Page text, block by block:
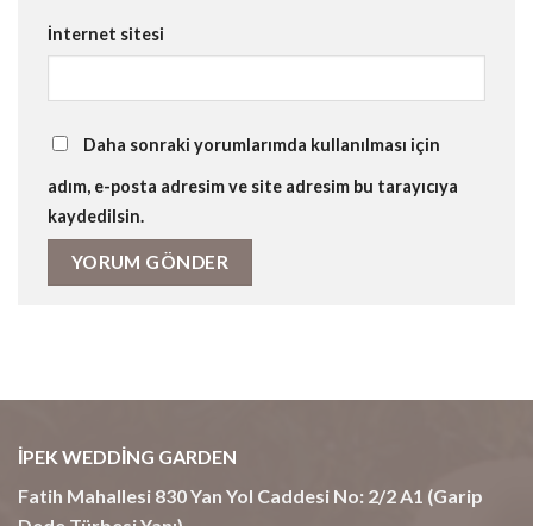
İnternet sitesi
Daha sonraki yorumlarımda kullanılması için
adım, e-posta adresim ve site adresim bu tarayıcıya
kaydedilsin.
İPEK WEDDİNG GARDEN
Fatih Mahallesi 830 Yan Yol Caddesi No: 2/2 A1 (Garip